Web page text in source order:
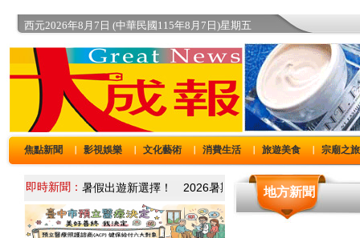
西元2026年8月7日 (中華民國115年8月7日)星期五
焦點新聞 影視娛樂 文化藝術 消費生活 旅遊美食 宗廟之旅
即時新聞： 地方新聞